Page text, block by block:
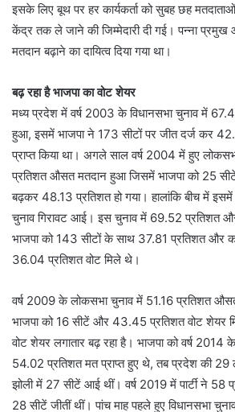
इसके लिए बूथ पर हर कार्यकर्ता को सुबह छह
केंद्र तक ले जाने की जिम्मेदारी दी गई। पन्ना
मतदान बढ़ाने का दायित्व दिया गया था।
बढ़ रहा है भाजपा का वोट शेयर
मध्य प्रदेश में वर्ष 2003 के विधानसभा चुनाव में
हुआ, इसमें भाजपा ने 173 सीटों पर जीत दर्ज कर
प्राप्त किया था। अगले साल वर्ष 2004 में हुए
प्रतिशत औसत मतदान हुआ जिसमें भाजपा को 25
बढ़कर 48.13 प्रतिशत हो गया। हालांकि बीच में
चुनाव गिरावट आई। इस चुनाव में 69.52 प्रतिशत
भाजपा को 143 सीटों के साथ 37.81 प्रतिशत और
36.04 प्रतिशत वोट मिले थे।
वर्ष 2009 के लोकसभा चुनाव में 51.16 प्रतिशत
भाजपा को 16 सीटें और 43.45 प्रतिशत वोट शेयर
वोट शेयर लगातार बढ़ रहा है। भाजपा को वर्ष 2014
54.02 प्रतिशत मत प्राप्त हुए थे, तब प्रदेश की 29
झोली में 27 सीटें आई थीं। वर्ष 2019 में पार्टी ने 58
28 सीटें जीतीं थीं। पांच माह पहले हुए विधानसभा